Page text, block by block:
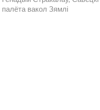
палёта вакол Зямлі